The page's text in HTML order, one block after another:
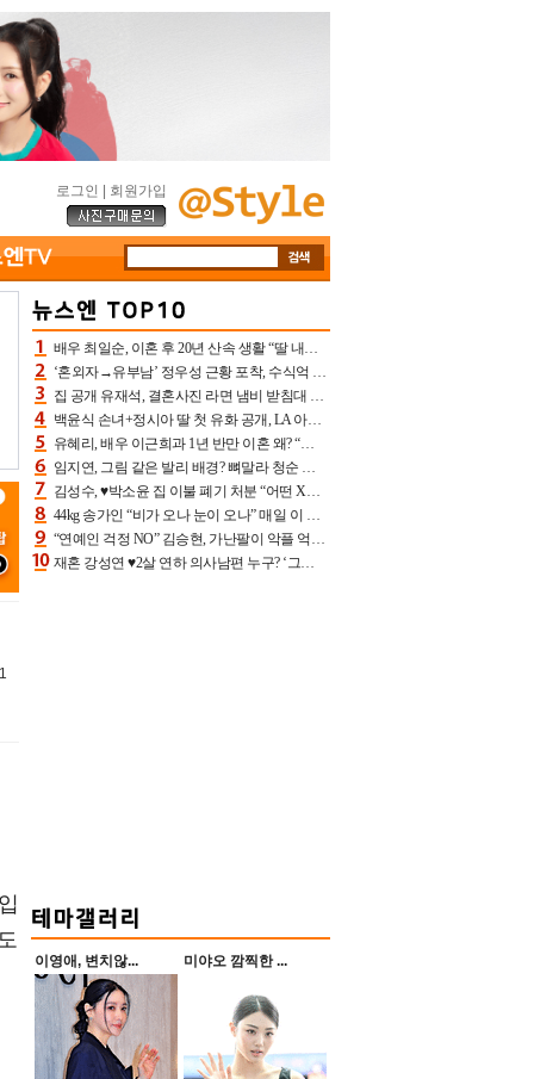
로그인 회원가입
배우 최일순, 이혼 후 20년 산속 생활 “딸 내가 버렸다고 원망‥맘 아파”(특종)[어제TV]
‘혼외자→유부남’ 정우성 근황 포착, 수식억 해킹 피해 후배 만났다 “존경하는”
집 공개 유재석, 결혼사진 라면 냄비 받침대 되고 분노‥가족사진도 피해(놀뭐)[어제TV]
백윤식 손녀+정시아 딸 첫 유화 공개, LA 아트쇼→서울국제조각페스타 작가다운 수준급 실력
유혜리, 배우 이근희과 1년 반만 이혼 왜? “식칼 꽂고 의자 던져” 충격 폭로(특종)[어제TV]
임지연, 그림 같은 발리 배경? 뼈말라 청순 비키니 핏에 상대 안 되네
김성수, ♥박소윤 집 이불 폐기 처분 “어떤 X이랑 썼을지 몰라” 질투(신랑수업2)[어제TV]
44kg 송가인 “비가 오나 눈이 오나” 매일 이 운동, 허벅지 근육량 상승+체지방 감소
“연예인 걱정 NO” 김승현, 가난팔이 악플 억울할만‥아내+딸과 日 여행
재혼 강성연 ♥2살 연하 의사남편 누구? ‘그알’ 자문의에 훈남 비주얼 초엘리트 스펙 [종합]
이영애, 변치않... 미야오 깜찍한 ...